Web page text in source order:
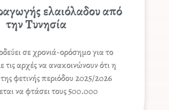
ελαιόλαδου από
την Τυνησία
σε χρονιά-ορόσημο για το
τις αρχές να ανακοινώνουν ότι η
φετινής περιόδου 2025/2026
να φτάσει τους 500.000